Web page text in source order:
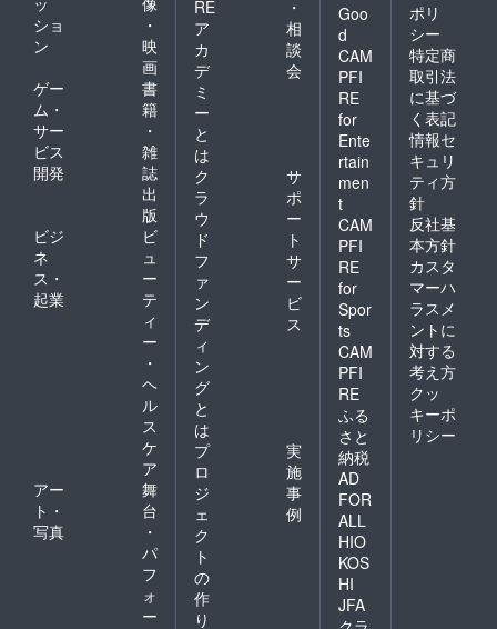
ショ
ン
・
映
画
ゲー
ム・
サー
ビス
開発
書
籍
・
雑
誌
出
版
ビジ
ネ
ス・
起業
ビ
ュ
ー
テ
ィ
ー
・
ヘ
ル
ス
ケ
ア
アー
ト・
写真
舞
台
・
パ
フ
ォ
ー
RE
ア
カ
デ
ミ
ー
と
は
・
相
談
会
ク
ラ
ウ
ド
フ
ァ
ン
デ
ィ
ン
グ
と
は
サ
ポ
ー
ト
サ
ー
ビ
ス
プ
ロ
ジ
ェ
ク
ト
の
作
り
実
施
事
例
Goo
d
CAM
PFI
RE
for
Ente
rtain
men
t
CAM
PFI
RE
for
Spor
ts
CAM
PFI
RE
ふる
さと
納税
AD
FOR
ALL
HIO
KOS
HI
JFA
ポリ
シー
特定商
取引法
に基づ
く表記
情報セ
キュリ
ティ方
針
反社基
本方針
カスタ
マーハ
ラスメ
ントに
対する
考え方
クッ
キーポ
リシー